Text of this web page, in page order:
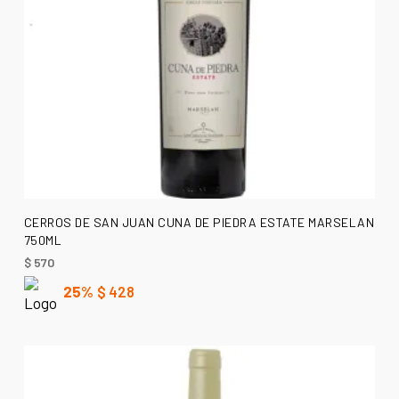
AÑADIR AL CARRITO
CERROS DE SAN JUAN CUNA DE PIEDRA ESTATE MARSELAN
750ML
$570
25% $ 428